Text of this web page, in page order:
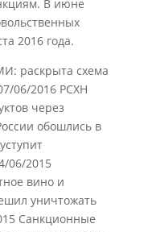
В июне
2016 года.
раскрыта схема
06/2016 РСХН
через
обошлись в
06/2015
вино и
уничтожать
Санкционные